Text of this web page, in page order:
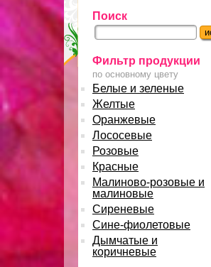
Поиск
Фильтр продукции
по основному цвету
Белые и зеленые
Желтые
Оранжевые
Лососевые
Розовые
Красные
Малиново-розовые и
малиновые
Сиреневые
Сине-фиолетовые
Дымчатые и
коричневые